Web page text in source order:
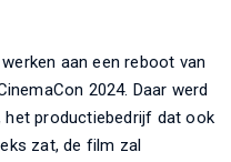
aan een reboot van
2024. Daar werd
het productiebedrijf dat ook
zat, de film zal